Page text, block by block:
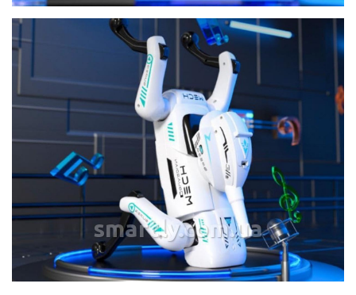
smartly.com.ua